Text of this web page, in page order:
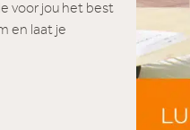
voor jou het best
en laat je